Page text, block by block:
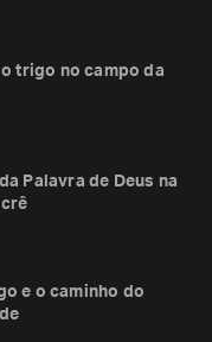
o trigo no campo da
Palavra de Deus na
e o caminho do